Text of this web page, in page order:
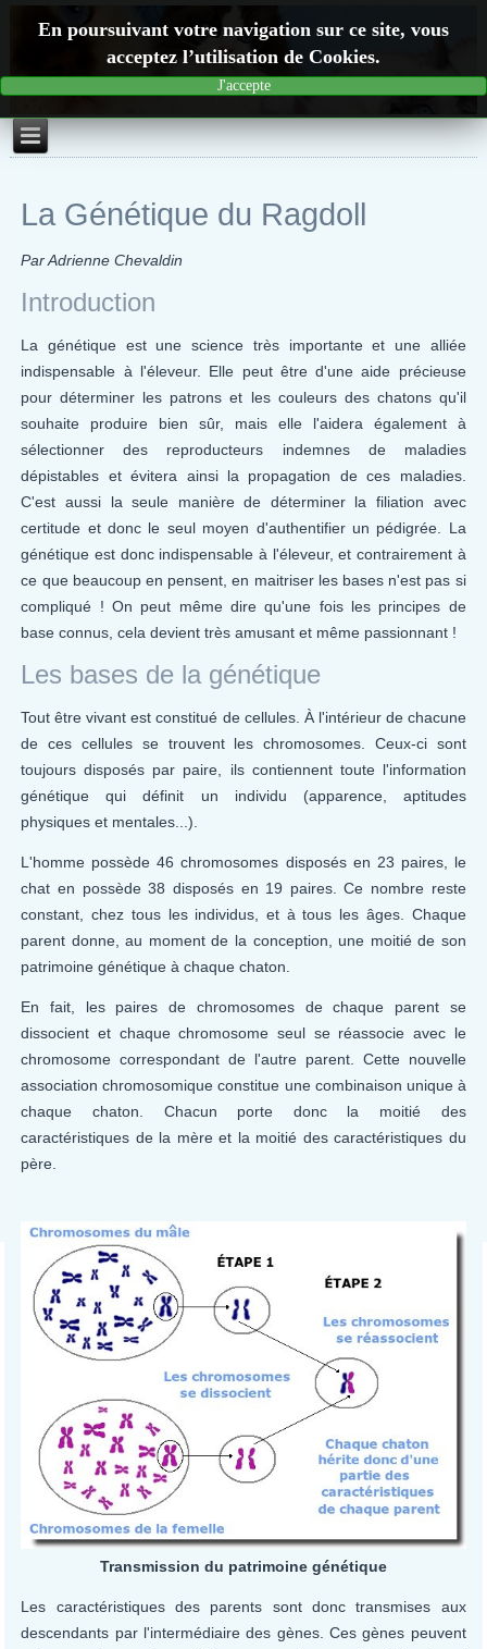
La Génétique du Ragdoll
Par Adrienne Chevaldin
Introduction
La génétique est une science très importante et une alliée
indispensable à l'éleveur. Elle peut être d'une aide précieuse
pour déterminer les patrons et les couleurs des chatons qu'il
souhaite produire bien sûr, mais elle l'aidera également à
sélectionner des reproducteurs indemnes de maladies
dépistables et évitera ainsi la propagation de ces maladies.
C'est aussi la seule manière de déterminer la filiation avec
certitude et donc le seul moyen d'authentifier un pédigrée. La
génétique est donc indispensable à l'éleveur, et contrairement à
ce que beaucoup en pensent, en maitriser les bases n'est pas si
compliqué ! On peut même dire qu'une fois les principes de
base connus, cela devient très amusant et même passionnant !
Les bases de la génétique
Tout être vivant est constitué de cellules. À l'intérieur de chacune
de ces cellules se trouvent les chromosomes. Ceux-ci sont
toujours disposés par paire, ils contiennent toute l'information
génétique qui définit un individu (apparence, aptitudes
physiques et mentales...).
L'homme possède 46 chromosomes disposés en 23 paires, le
chat en possède 38 disposés en 19 paires. Ce nombre reste
constant, chez tous les individus, et à tous les âges. Chaque
parent donne, au moment de la conception, une moitié de son
patrimoine génétique à chaque chaton.
En fait, les paires de chromosomes de chaque parent se
dissocient et chaque chromosome seul se réassocie avec le
chromosome correspondant de l'autre parent. Cette nouvelle
association chromosomique constitue une combinaison unique à
chaque chaton. Chacun porte donc la moitié des
caractéristiques de la mère et la moitié des caractéristiques du
père.
Transmission du patrimoine génétique
Les caractéristiques des parents sont donc transmises aux
descendants par l'intermédiaire des gènes. Ces gènes peuvent
En poursuivant votre navigation sur ce site, vous
acceptez l’utilisation de Cookies.
J'accepte